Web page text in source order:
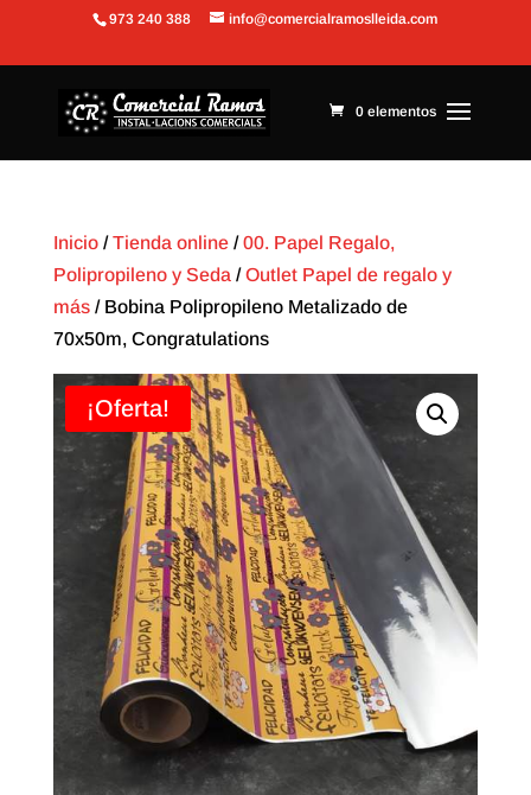
Abrir barra de herramientas
973 240 388 info@comercialramoslleida.com
0 elementos
Inicio/Tienda online/00. Papel Regalo,
Polipropileno y Seda /Outlet Papel de regalo y
más/ Bobina Polipropileno Metalizado de
70x50m, Congratulations
¡Oferta!